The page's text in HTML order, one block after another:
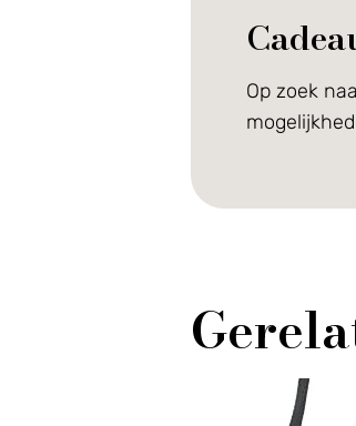
Op zoek